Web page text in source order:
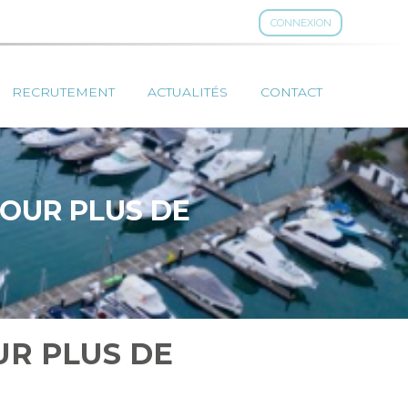
CONNEXION
RECRUTEMENT ACTUALITÉS CONTACT
PLUS DE
PLUS DE